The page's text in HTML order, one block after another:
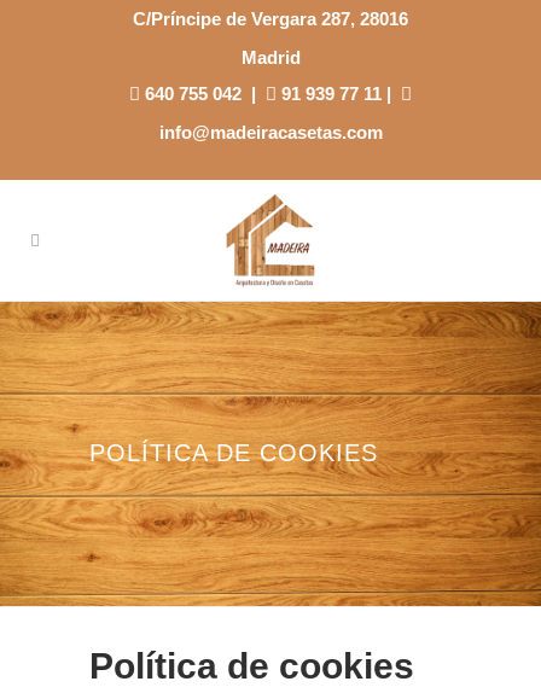
C/Príncipe de Vergara 287, 28016
Madrid
640 755 042 | 91 939 77 11 |
info@madeiracasetas.com
POLÍTICA DE COOKIES
Política de cookies